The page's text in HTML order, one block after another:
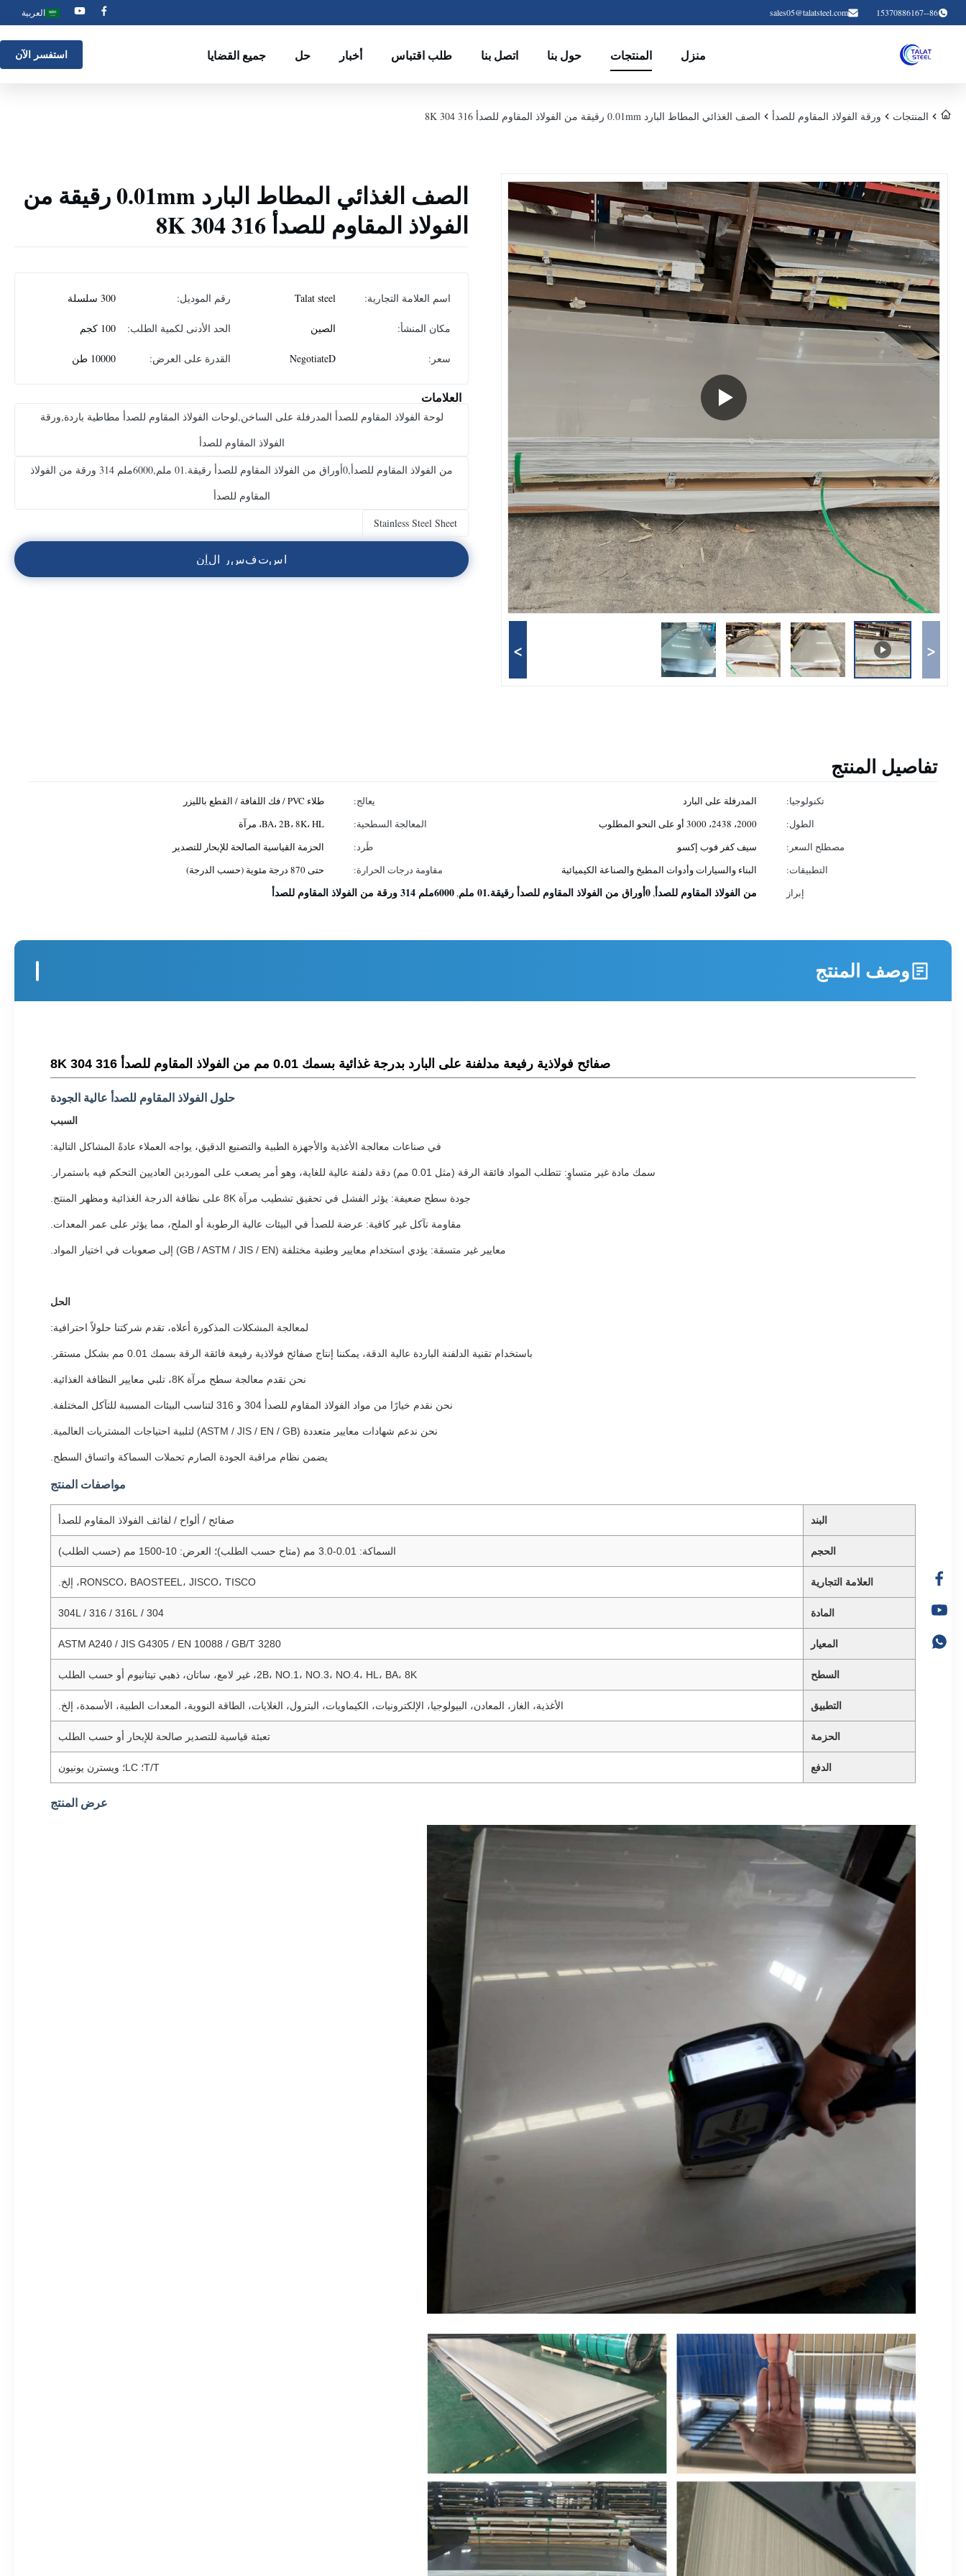
86--15370886167
sales05@talatsteel.com العربية
منزل المنتجات حول بنا اتصل بنا طلب اقتباس أخبار حل جميع القضايا استفسر الآن
المنتجات ورقة الفولاذ المقاوم للصدأ الصف الغذائي المطاط البارد 0.01mm رقيقة من الفولاذ المقاوم للصدأ 316 304 8K
<
>
الصف الغذائي المطاط البارد 0.01mm رقيقة من
الفولاذ المقاوم للصدأ 316 304 8K
اسم العلامة التجارية: Talat steel رقم الموديل: 300 سلسلة
مكان المنشأ: الصين الحد الأدنى لكمية الطلب: 100 كجم
سعر: NegotiateD القدرة على العرض: 10000 طن
العلامات
لوحة الفولاذ المقاوم للصدأ المدرفلة على الساخن,لوحات الفولاذ المقاوم للصدأ مطاطية باردة,ورقة
الفولاذ المقاوم للصدأ
من الفولاذ المقاوم للصدأ,0أوراق من الفولاذ المقاوم للصدأ رقيقة.01 ملم,6000ملم 314 ورقة من الفولاذ
المقاوم للصدأ
Stainless Steel Sheet
استفسر الآن
تفاصيل المنتج
تكنولوجيا: المدرفلة على البارد يعالج:
طلاء PVC / فك اللفافة / القطع بالليزر
الطول:
2000، 2438، 3000 أو على النحو المطلوب المعالجة السطحية:
BA، 2B، 8K، HL، مرآة
مصطلح السعر:
سيف كفر فوب إكسو طَرد:
الحزمة القياسية الصالحة للإبحار للتصدير
التطبيقات:
البناء والسيارات وأدوات المطبخ والصناعة الكيميائية مقاومة درجات الحرارة:
حتى 870 درجة مئوية (حسب الدرجة)
إبراز
من الفولاذ المقاوم للصدأ,0أوراق من الفولاذ المقاوم للصدأ رقيقة.01 ملم ,6000ملم 314 ورقة من الفولاذ المقاوم للصدأ
وصف المنتج
صفائح فولاذية رفيعة مدلفنة على البارد بدرجة غذائية بسمك 0.01 مم من الفولاذ المقاوم للصدأ 316 304 8K
حلول الفولاذ المقاوم للصدأ عالية الجودة
السبب
في صناعات معالجة الأغذية والأجهزة الطبية والتصنيع الدقيق، يواجه العملاء عادةً المشاكل التالية:
سمك مادة غير متساوٍ: تتطلب المواد فائقة الرقة (مثل 0.01 مم) دقة دلفنة عالية للغاية، وهو أمر يصعب على الموردين العاديين التحكم فيه باستمرار.
جودة سطح ضعيفة: يؤثر الفشل في تحقيق تشطيب مرآة 8K على نظافة الدرجة الغذائية ومظهر المنتج.
مقاومة تآكل غير كافية: عرضة للصدأ في البيئات عالية الرطوبة أو الملح، مما يؤثر على عمر المعدات.
معايير غير متسقة: يؤدي استخدام معايير وطنية مختلفة (GB / ASTM / JIS / EN) إلى صعوبات في اختيار المواد.
الحل
لمعالجة المشكلات المذكورة أعلاه، تقدم شركتنا حلولاً احترافية:
باستخدام تقنية الدلفنة الباردة عالية الدقة، يمكننا إنتاج صفائح فولاذية رفيعة فائقة الرقة بسمك 0.01 مم بشكل مستقر.
نحن نقدم معالجة سطح مرآة 8K، تلبي معايير النظافة الغذائية.
نحن نقدم خيارًا من مواد الفولاذ المقاوم للصدأ 304 و 316 لتناسب البيئات المسببة للتآكل المختلفة.
نحن ندعم شهادات معايير متعددة (ASTM / JIS / EN / GB) لتلبية احتياجات المشتريات العالمية.
يضمن نظام مراقبة الجودة الصارم تحملات السماكة واتساق السطح.
مواصفات المنتج
البند صفائح / ألواح / لفائف الفولاذ المقاوم للصدأ
الحجم السماكة: 0.01-3.0 مم (متاح حسب الطلب)؛ العرض: 10-1500 مم (حسب الطلب)
العلامة التجارية RONSCO، BAOSTEEL، JISCO، TISCO، إلخ.
المادة 304 / 304L / 316 / 316L
المعيار ASTM A240 / JIS G4305 / EN 10088 / GB/T 3280
السطح 2B، NO.1، NO.3، NO.4، HL، BA، 8K، غير لامع، ساتان، ذهبي تيتانيوم أو حسب الطلب
التطبيق الأغذية، الغاز، المعادن، البيولوجيا، الإلكترونيات، الكيماويات، البترول، الغلايات، الطاقة النووية، المعدات الطبية، الأسمدة، إلخ.
الحزمة تعبئة قياسية للتصدير صالحة للإبحار أو حسب الطلب
الدفع T/T؛ LC؛ ويسترن يونيون
عرض المنتج